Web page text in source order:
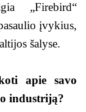
„Firebird“
įvykius,
šalyse.
apie savo
industriją?